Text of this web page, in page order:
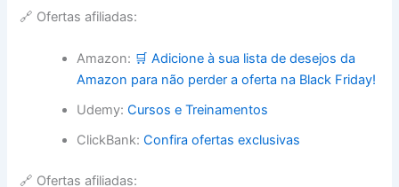
🔗 Ofertas afiliadas:
Amazon: 🛒 Adicione à sua lista de desejos da
Amazon para não perder a oferta na Black Friday!
Udemy:Cursos e Treinamentos
ClickBank:Confira ofertas exclusivas
🔗 Ofertas afiliadas: